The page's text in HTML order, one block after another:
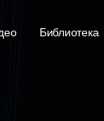
Библиотека